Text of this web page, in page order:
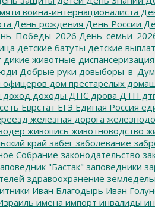
воина-интернационалиста
День рождения День России
детские батуты детские
дикие животные диспансеризация
Добрые руки
офицеров дом престарелых
доход доходы ДПС дрова ДТП
Еврстат ЕГЭ Единая Россия
железная дорога
живопись животноводство
край забег заболевание
Собрание законодательство
"Бастак" заповедники
здравоохранение
Иван Благодырь Иван
имена импорт инвалиды